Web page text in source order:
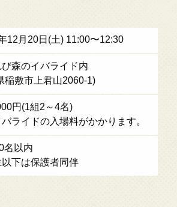
12月20日(土) 11:00〜12:30
び森のイバライド内
稲敷市上君山2060-1)
円(1組2～4名)
ライドの入場料がかかります。
名以内
下は保護者同伴